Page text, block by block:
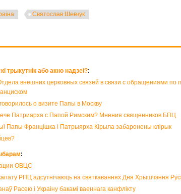
Святослав Шевчук
трыкутнік або акно надзеі?:
внешних церковных связей в связи с обращениями по
о визите Папы в Москву
Патриарха с Папой Римским? Мнения священников БПЦ
Папы Францішка і Патрыярха Кірыла забаронены клірык
:
ОВЦС
РПЦ адсутнічаюць на святкаваннях Дня Хрышчэння
Расею і Украіну бакамі ваеннага канфлікту